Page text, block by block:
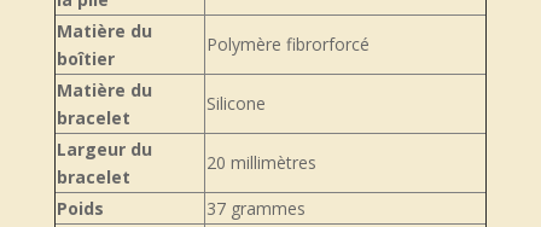
Matière du
boîtier
Polymère fibrorforcé
Matière du
bracelet
Silicone
Largeur du
bracelet
20 millimètres
Poids
37 grammes